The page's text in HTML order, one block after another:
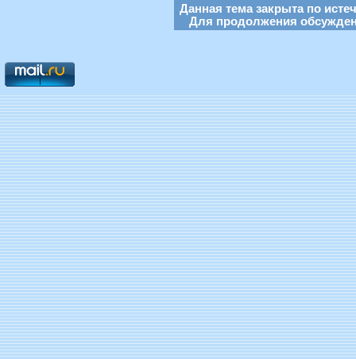
Данная тема закрыта по
Для продолжения